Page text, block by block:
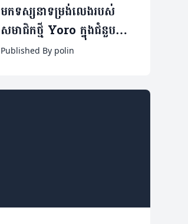
មកទស្សនាទម្រង់លេងរបស់
សមាជិកថ្មី Yoro ក្នុងជំនួប
Man.Utd ជាមួយ
វីដេអូ)
Published By polin